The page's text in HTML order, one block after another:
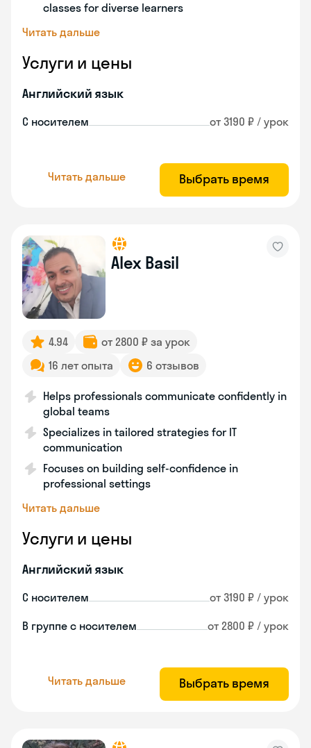
classes for diverse learners
Читать дальше
Услуги и цены
Английский язык
С носителем от 3190 ₽ / урок
Читать дальше Выбрать время
Alex Basil
4.94
от 2800 ₽ за урок
16 лет опыта
6 отзывов
Helps professionals communicate confidently in
global teams
Specializes in tailored strategies for IT
communication
Focuses on building self-confidence in
professional settings
Читать дальше
Услуги и цены
Английский язык
С носителем от 3190 ₽ / урок
В группе с носителем от 2800 ₽ / урок
Читать дальше Выбрать время